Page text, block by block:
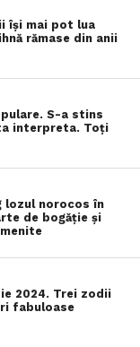
îşi mai pot lua
rămase din anii
S-a stins
interpreta. Toți
lozul norocos în
de bogăție și
2024. Trei zodii
fabuloase